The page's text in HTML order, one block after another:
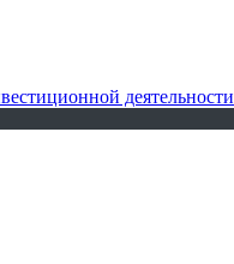
деятельности